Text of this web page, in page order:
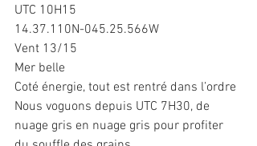
UTC 10H15
14.37.110N-045.25.566W
Vent 13/15
Mer belle
Coté énergie, tout est rentré dans l’ordre
Nous voguons depuis UTC 7H30, de
nuage gris en nuage gris pour profiter